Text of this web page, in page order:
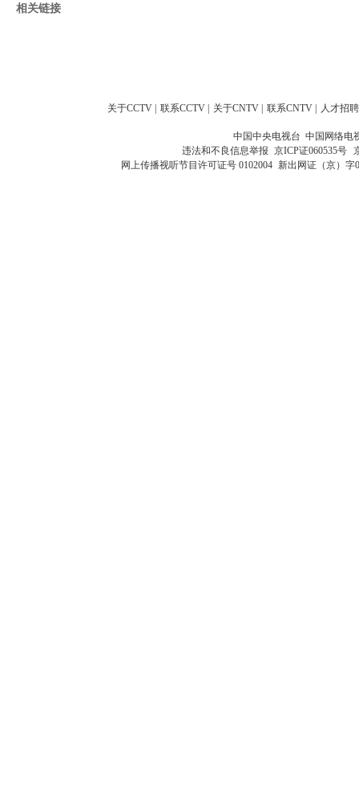
相关链接
关于CCTV 联系CCTV 关于CNTV 联系CNTV 人才招聘
中国中央电视台 中国网络电
违法和不良信息举报 京ICP证060535号
网上传播视听节目许可证号 0102004 新出网证（京）